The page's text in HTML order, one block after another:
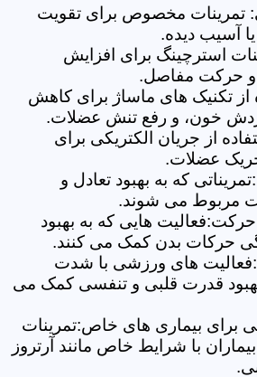
تمرینات مخصوص برای تقویت
آسیب دیده.
استرچینگ برای افزایش
و حرکت مفاصل.
از تکنیک های ماساژ برای کاهش
خون، و رفع تنش عضلات.
از جریان الکتریکی برای
عضلات.
که به بهبود تعادل و
مربوط می شوند.
هایی که به بهبود
حرکات بدن کمک می کنند.
های ورزشی با شدت
قدرت قلبی و تنفسی کمک می
برای بیماری های خاص:تمرینات
با شرایط خاص مانند آرتروز